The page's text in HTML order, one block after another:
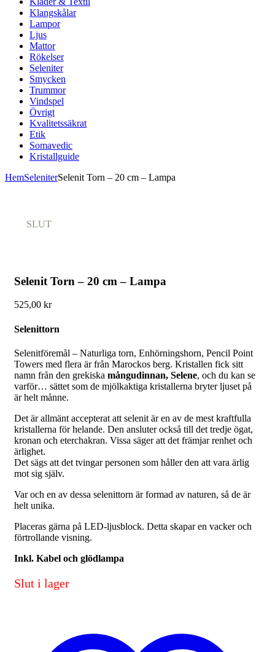
Klangskålar
Lampor
Ljus
Mattor
Rökelser
Seleniter
Smycken
Trummor
Vindspel
Övrigt
Kvalitetssäkrat
Etik
Somavedic
Kristallguide
HemSeleniterSelenit Torn – 20 cm – Lampa
SLUT
Selenit Torn – 20 cm – Lampa
525,00 kr
Selenittorn
Selenitföremål – Naturliga torn, Enhörningshorn, Pencil Point
Towers med flera är från Marockos berg. Kristallen fick sitt
namn från den grekiska mångudinnan, Selene, och du kan se
varför… sättet som de mjölkaktiga kristallerna bryter ljuset på
är helt månne.
Det är allmänt accepterat att selenit är en av de mest kraftfulla
kristallerna för helande. Den ansluter också till det tredje ögat,
kronan och eterchakran. Vissa säger att det främjar renhet och
ärlighet.
Det sägs att det tvingar personen som håller den att vara ärlig
mot sig själv.
Var och en av dessa selenittorn är formad av naturen, så de är
helt unika.
Placeras gärna på LED-ljusblock. Detta skapar en vacker och
förtrollande visning.
Inkl. Kabel och glödlampa
Slut i lager